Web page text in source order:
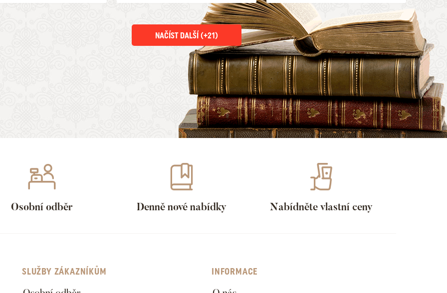
NAČÍST DALŠÍ (+21)
Osobní odběr Denně nové nabídky Nabídněte vlastní ceny
SLUŽBY ZÁKAZNÍKŮM INFORMACE